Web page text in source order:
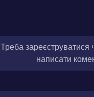
Треба зареєструватися
написати